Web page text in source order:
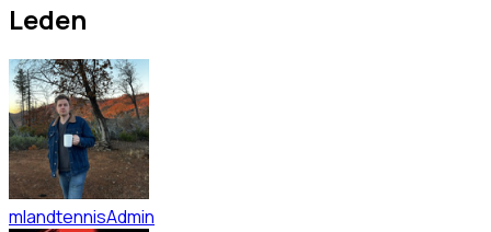
Leden
mlandtennisAdmin